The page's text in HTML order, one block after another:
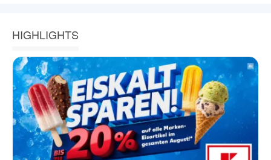
HIGHLIGHTS